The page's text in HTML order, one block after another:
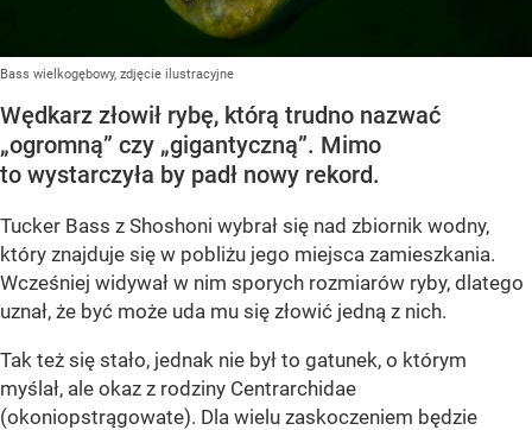
Bass wielkogębowy, zdjęcie ilustracyjne
Wędkarz złowił rybę, którą trudno nazwać
„ogromną” czy „gigantyczną”. Mimo
to wystarczyła by padł nowy rekord.
Tucker Bass z Shoshoni wybrał się nad zbiornik wodny,
który znajduje się w pobliżu jego miejsca zamieszkania.
Wcześniej widywał w nim sporych rozmiarów ryby, dlatego
uznał, że być może uda mu się złowić jedną z nich.
Tak też się stało, jednak nie był to gatunek, o którym
myślał, ale okaz z rodziny Centrarchidae
(okoniopstrągowate). Dla wielu zaskoczeniem będzie